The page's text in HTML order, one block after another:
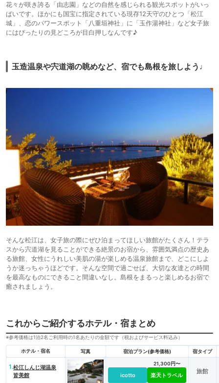
花々が咲き誇る「由志園」などの自然を感じられる観光スポットがいっ
ぱいです。ほかにも国宝に指定されている現存12天守のひとつ「松江
城」、恋のパワースポット「八重垣神社」に「玉作湯神社」など女子旅
にはぴったりの見どころが目白押しなんです♪
玉造温泉や宍道湖の眺めなど、宿でも島根を旅しよう♩
そんな松江は、女子旅の際にぜひ泊まってほしい旅館がたくさん！テラ
スから宍道湖を見ることができる絶景のお宿から、雰囲気満点の歴史あ
る旅館、女性にうれしい美肌の湯が楽しめる温泉旅館まで、どこにしよ
うか迷っちゃうほどです。そんな空間で過ごせば、大切な友達との時間
を最高なものにできること間違いなし。島根をまるっと楽しめるお宿で
癒されましょう。
これからご紹介するホテル・宿まとめ
※参考価格は1泊2名ご利用時の1名あたりの金額です（税およびサービス料込み）
ホテル・宿名 写真 宿泊プラン(参考価格) 宿タイプ
1.松江しんじ湖温泉
皆美館
icotto
21,300円〜
楽天トラベル
旅館